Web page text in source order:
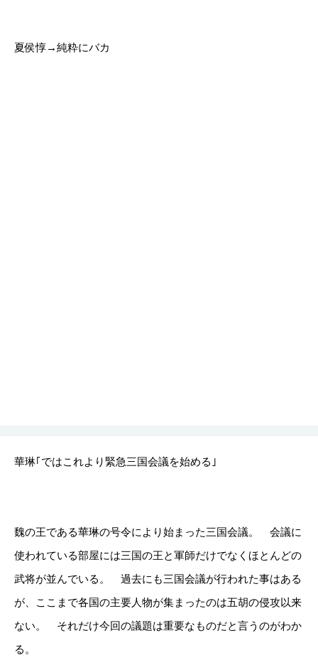
夏侯惇→純粋にバカ
華琳｢ではこれより緊急三国会議を始める｣
魏の王である華琳の号令により始まった三国会議。 会議に
使われている部屋には三国の王と軍師だけでなくほとんどの
武将が並んでいる。 過去にも三国会議が行われた事はある
が、ここまで各国の主要人物が集まったのは五胡の侵攻以来
ない。 それだけ今回の議題は重要なものだと言うのがわか
る。